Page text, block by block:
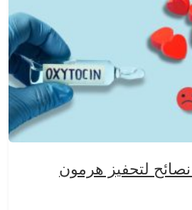
هرمون الحب | 7 نصائح لتحفيز هرمون